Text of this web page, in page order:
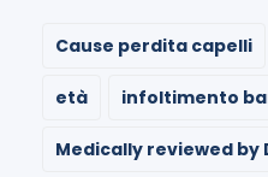
Cause perdita capelli
età infoltimento
Medically reviewed by